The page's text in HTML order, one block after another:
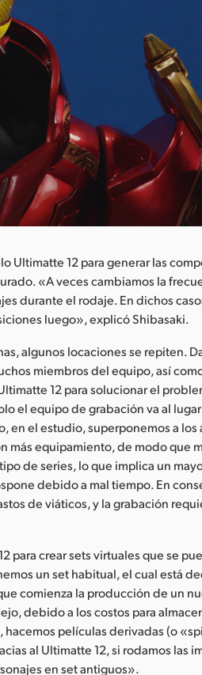
Ultimatte 12 para generar las
«A veces cambiamos la
durante el rodaje. En dichos
luego», explicó Shibasaki.
algunos locaciones se repiten.
miembros del equipo, así
12 para solucionar el
el equipo de grabación va al
en el estudio, superponemos a los
más equipamiento, de modo que
de series, lo que implica un
debido a mal tiempo. En
de viáticos, y la grabación
para crear sets virtuales que se
un set habitual, el cual está
comienza la producción de un
debido a los costos para
películas derivadas (o
al Ultimatte 12, si rodamos las
en set antiguos».